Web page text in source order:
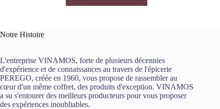
Notre Histoire
L'entreprise VINAMOS, forte de plusieurs décennies
d'expérience et de connaissances au travers de l'épicerie
PEREGO, créée en 1960, vous propose de rassembler au
cœur d'un même coffret, des produits d'exception. VINAMOS
a su s'entourer des meilleurs producteurs pour vous proposer
des expériences inoubliables.